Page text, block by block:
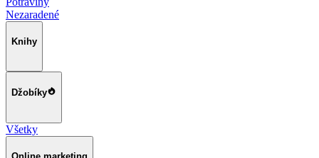
Nezaradené
Knihy
Džobíky
Všetky